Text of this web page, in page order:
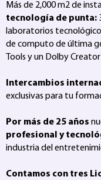
Más de 2,000 m2 de
tecnología de punta:
laboratorios
de computo de última
Tools y un Dolby
Intercambios
exclusivas para tu
Por más de 25 años
profesional y
industria del
Contamos con tres